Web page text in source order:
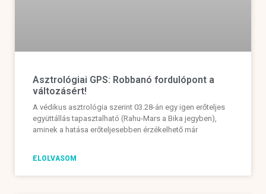
Asztrológiai GPS: Robbanó fordulópont a
változásért!
A védikus asztrológia szerint 03.28-án egy igen erőteljes
együttállás tapasztalható (Rahu-Mars a Bika jegyben),
aminek a hatása erőteljesebben érzékelhető már
ELOLVASOM